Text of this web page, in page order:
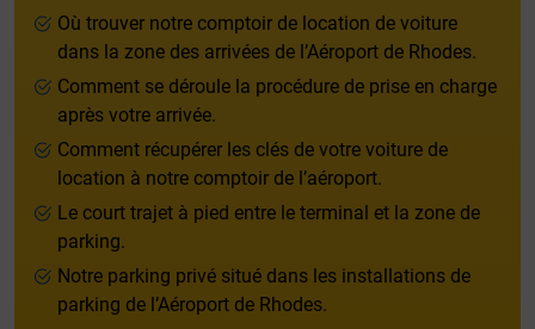
Où trouver notre comptoir de location de voiture
dans la zone des arrivées de l’Aéroport de Rhodes.
Comment se déroule la procédure de prise en charge
après votre arrivée.
Comment récupérer les clés de votre voiture de
location à notre comptoir de l’aéroport.
Le court trajet à pied entre le terminal et la zone de
parking.
Notre parking privé situé dans les installations de
parking de l’Aéroport de Rhodes.